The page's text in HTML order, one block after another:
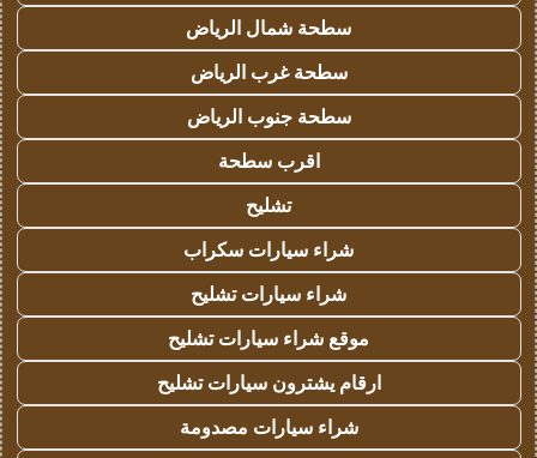
سطحة شمال الرياض
سطحة غرب الرياض
سطحة جنوب الرياض
اقرب سطحة
تشليح
شراء سيارات سكراب
شراء سيارات تشليح
موقع شراء سيارات تشليح
ارقام يشترون سيارات تشليح
شراء سيارات مصدومة